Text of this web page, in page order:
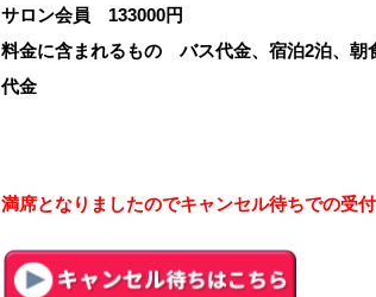
サロン会員 133000円
料金に含まれるもの バス代金、宿泊2泊、朝
代金
満席となりましたのでキャンセル待ちでの受